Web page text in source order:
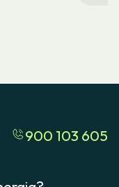
900 103 605